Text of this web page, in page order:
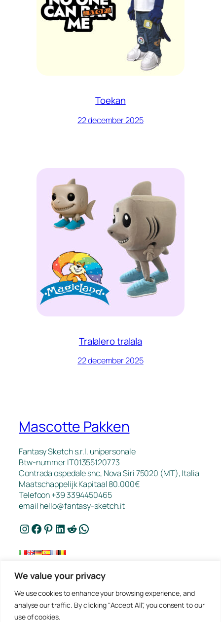
We value your privacy
We use cookies to enhance your browsing experience, and
analyse our traffic. By clicking "Accept All", you consent to our
use of cookies.
Toekan
22 december 2025
Tralalero tralala
22 december 2025
Mascotte Pakken
Fantasy Sketch s.r.l. unipersonale
Btw-nummer IT01355120773
Contrada ospedale snc, Nova Siri 75020 (MT), Italia
Maatschappelijk Kapitaal 80.000€
Telefoon +39 3394450465
emailhello@fantasy-sketch.it
Instagram Facebook Pinterest LinkedIn Reddit WhatsApp
Werk
Contact
Privacybeleid